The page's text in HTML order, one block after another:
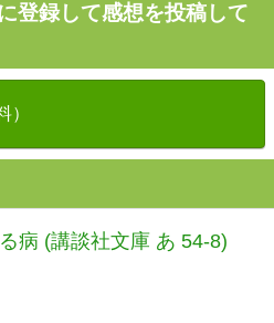
登録して感想を投稿して
）
病 (講談社文庫 あ 54-8)